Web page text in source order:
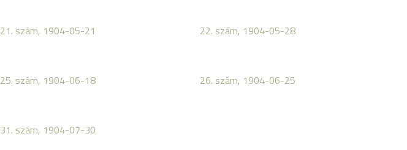
21. szám, 1904-05-21 22. szám, 1904-05-28
25. szám, 1904-06-18 26. szám, 1904-06-25
31. szám, 1904-07-30